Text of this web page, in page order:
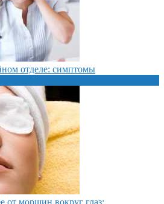
отделе: симптомы